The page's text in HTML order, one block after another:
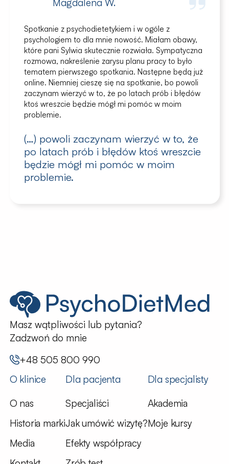
Magdalena W.
Spotkanie z psychodietetykiem i w ogóle z
psychologiem to dla mnie nowość. Miałam obawy,
które pani Sylwia skutecznie rozwiała. Sympatyczna
rozmowa, nakreślenie zarysu planu pracy to było
tematem pierwszego spotkania. Następne będą już
online. Niemniej cieszę się na spotkanie, bo powoli
zaczynam wierzyć w to, że po latach prób i błędów
ktoś wreszcie będzie mógł mi pomóc w moim
problemie.
(…) powoli zaczynam wierzyć w to, że
po latach prób i błędów ktoś wreszcie
będzie mógł mi pomóc w moim
problemie.
Masz wątpliwości lub pytania?
Zadzwoń do mnie
+48 505 800 990
O klinice
O nas
Historia marki
Media
Dla pacjenta
Specjaliści
Jak umówić wizytę?
Efekty współpracy
Dla specjalisty
Akademia
Moje kursy